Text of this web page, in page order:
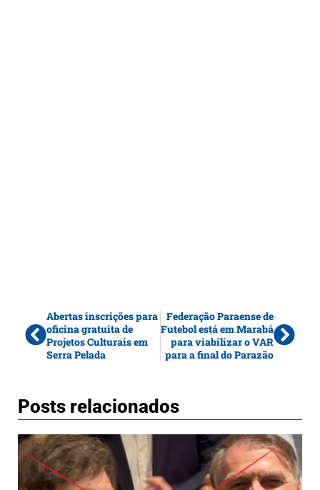
Abertas inscrições para
oficina gratuita de
Projetos Culturais em
Serra Pelada
Federação Paraense de
Futebol está em Marabá
para viabilizar o VAR
para a final do Parazão
Posts relacionados